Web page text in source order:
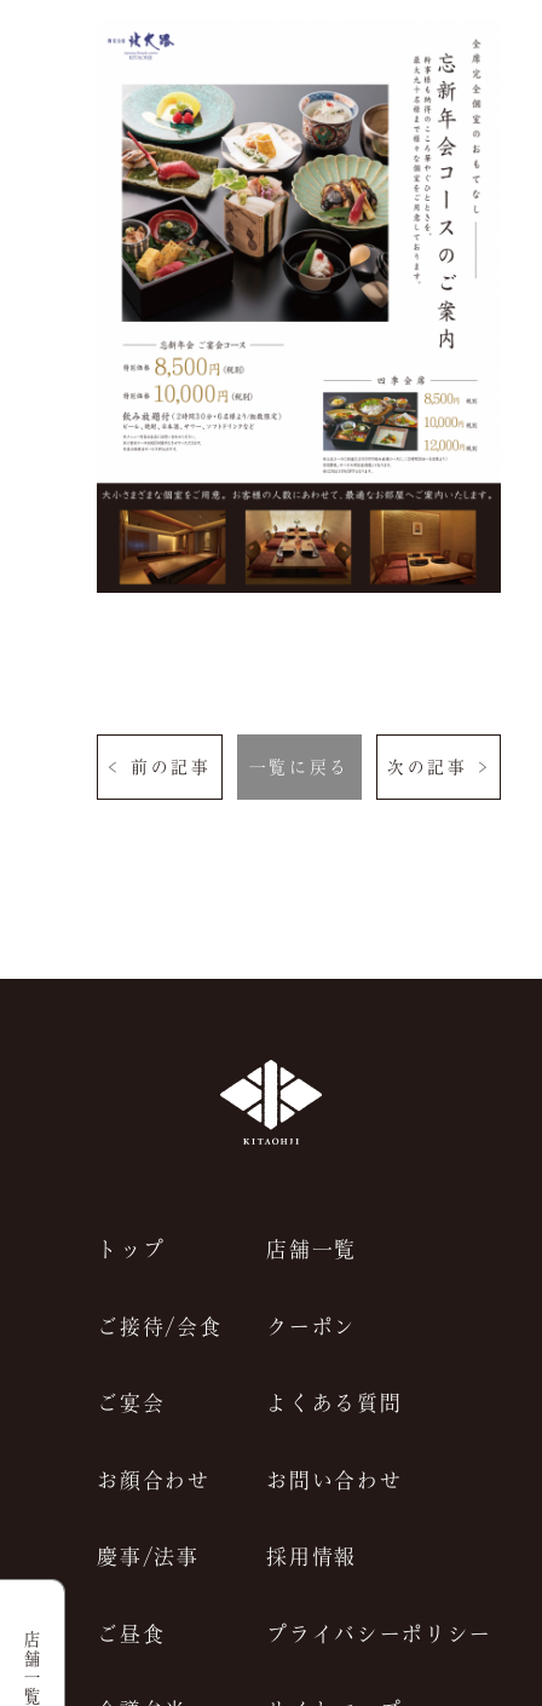
よくある質問
お問い合わせ
サイトマップ
採用情報
JP EN
< 前の記事 一覧に戻る 次の記事 >
店舗一覧
トップ
ご接待/会食
ご宴会
お顔合わせ
慶事/法事
ご昼食
店舗一覧
クーポン
よくある質問
お問い合わせ
採用情報
プライバシーポリシー